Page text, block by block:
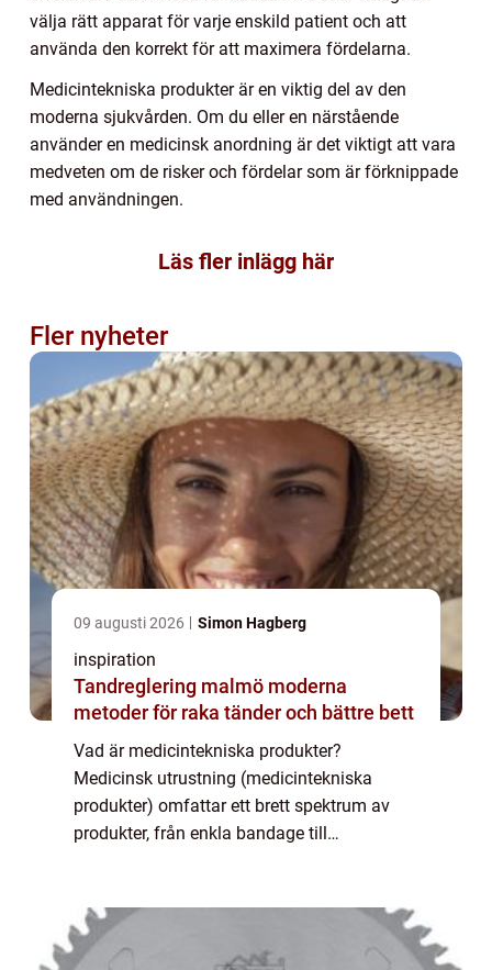
välja rätt apparat för varje enskild patient och att
använda den korrekt för att maximera fördelarna.
Medicintekniska produkter är en viktig del av den
moderna sjukvården. Om du eller en närstående
använder en medicinsk anordning är det viktigt att vara
medveten om de risker och fördelar som är förknippade
med användningen.
Läs fler inlägg här
Fler nyheter
09 augusti 2026 Simon Hagberg
inspiration
Tandreglering malmö moderna
metoder för raka tänder och bättre bett
Vad är medicintekniska produkter?
Medicinsk utrustning (medicintekniska
produkter) omfattar ett brett spektrum av
produkter, från enkla bandage till
används för at...